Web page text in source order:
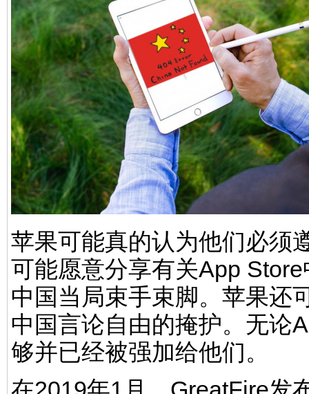
苹果可能真的认为他们必须
可能愿意分享有关App
中国当局束手束脚。苹果还
中国言论自由的掩护。无论
够并已经被强加给他们。